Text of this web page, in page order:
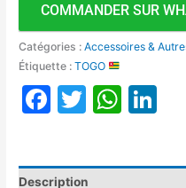
COMMANDER SUR
Catégories :Accessoires &
Étiquette :TOGO
Facebook
Twitter
Description